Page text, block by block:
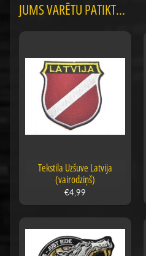
JUMS VARĒTU PATIKT...
Tekstila Uzšuve Latvija
(vairodziņš)
€4,99